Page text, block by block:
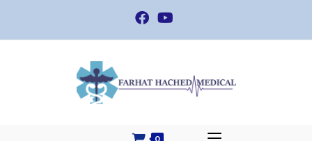
content
0